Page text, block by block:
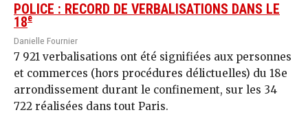
POLICE : RECORD DE VERBALISATIONS DANS LE
18e
Danielle Fournier
7 921 verbalisations ont été signifiées aux personnes
et commerces (hors procédures délictuelles) du 18e
arrondissement durant le confinement, sur les 34
722 réalisées dans tout Paris.